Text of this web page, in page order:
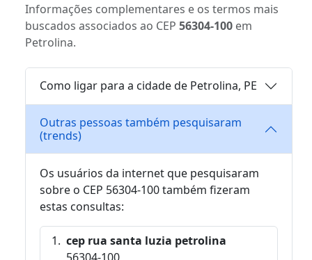
Informações complementares e os termos mais
buscados associados ao CEP 56304-100 em
Petrolina.
Como ligar para a cidade de Petrolina, PE
Outras pessoas também pesquisaram
(trends)
Os usuários da internet que pesquisaram
sobre o CEP 56304-100 também fizeram
estas consultas:
cep rua santa luzia petrolina